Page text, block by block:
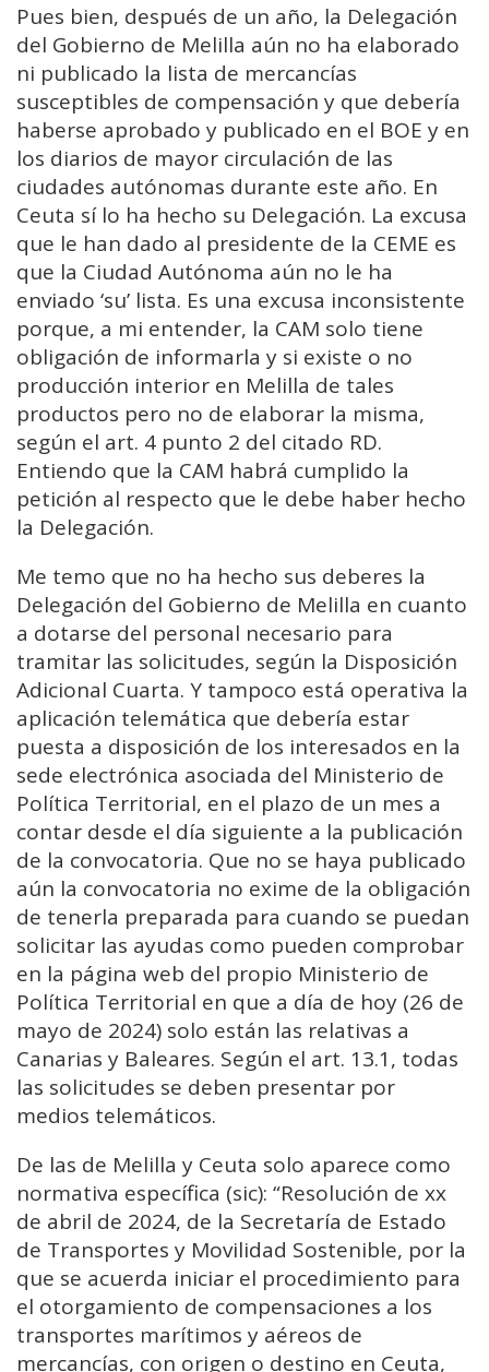
Pues bien, después de un año, la Delegación
del Gobierno de Melilla aún no ha elaborado
ni publicado la lista de mercancías
susceptibles de compensación y que debería
haberse aprobado y publicado en el BOE y en
los diarios de mayor circulación de las
ciudades autónomas durante este año. En
Ceuta sí lo ha hecho su Delegación. La excusa
que le han dado al presidente de la CEME es
que la Ciudad Autónoma aún no le ha
enviado ‘su’ lista. Es una excusa inconsistente
porque, a mi entender, la CAM solo tiene
obligación de informarla y si existe o no
producción interior en Melilla de tales
productos pero no de elaborar la misma,
según el art. 4 punto 2 del citado RD.
Entiendo que la CAM habrá cumplido la
petición al respecto que le debe haber hecho
la Delegación.
Me temo que no ha hecho sus deberes la
Delegación del Gobierno de Melilla en cuanto
a dotarse del personal necesario para
tramitar las solicitudes, según la Disposición
Adicional Cuarta. Y tampoco está operativa la
aplicación telemática que debería estar
puesta a disposición de los interesados en la
sede electrónica asociada del Ministerio de
Política Territorial, en el plazo de un mes a
contar desde el día siguiente a la publicación
de la convocatoria. Que no se haya publicado
aún la convocatoria no exime de la obligación
de tenerla preparada para cuando se puedan
solicitar las ayudas como pueden comprobar
en la página web del propio Ministerio de
Política Territorial en que a día de hoy (26 de
mayo de 2024) solo están las relativas a
Canarias y Baleares. Según el art. 13.1, todas
las solicitudes se deben presentar por
medios telemáticos.
De las de Melilla y Ceuta solo aparece como
normativa específica (sic): “Resolución de xx
de abril de 2024, de la Secretaría de Estado
de Transportes y Movilidad Sostenible, por la
que se acuerda iniciar el procedimiento para
el otorgamiento de compensaciones a los
transportes marítimos y aéreos de
mercancías, con origen o destino en Ceuta,